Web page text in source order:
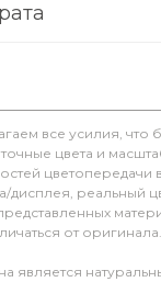
все усилия, что
точные цвета и
цветопередачи
дисплея, реальный
от оригинала.
является